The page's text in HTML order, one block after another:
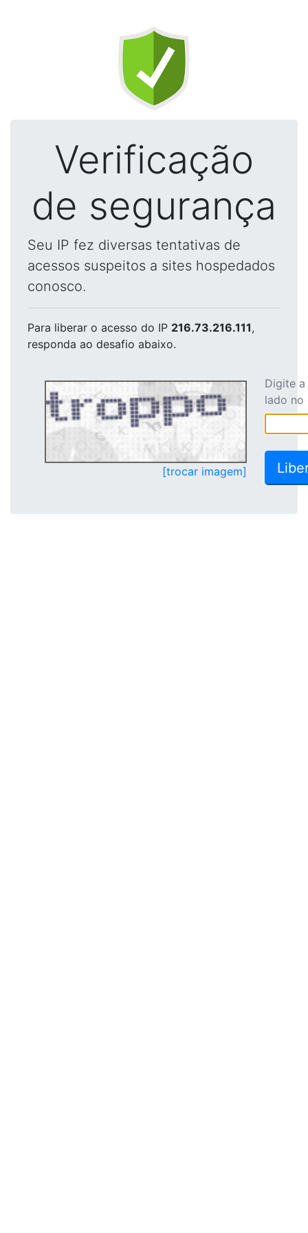
Verificação
de segurança
Seu IP fez diversas tentativas de
acessos suspeitos a sites hospedados
conosco.
Para liberar o acesso do IP 216.73.216.111,
responda ao desafio abaixo.
[trocar imagem]
Digite
lado no